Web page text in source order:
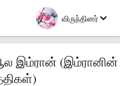
விருந்தினர்
இம்ரான் (இம்ரானின்